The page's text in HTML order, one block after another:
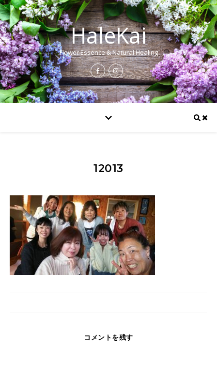
HaleKai
Flower Essence & Natural Healing
12013
コメントを残す